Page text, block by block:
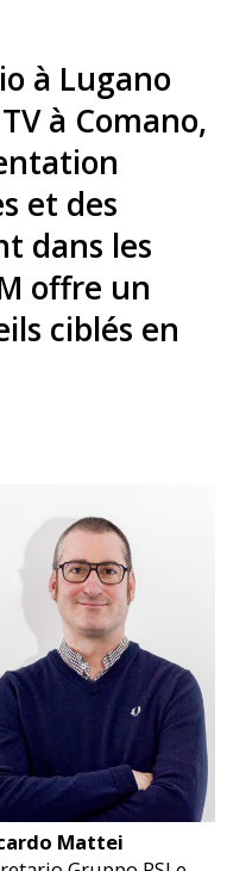
à Lugano
à Comano,
et des
dans les
offre un
ciblés en
Mattei